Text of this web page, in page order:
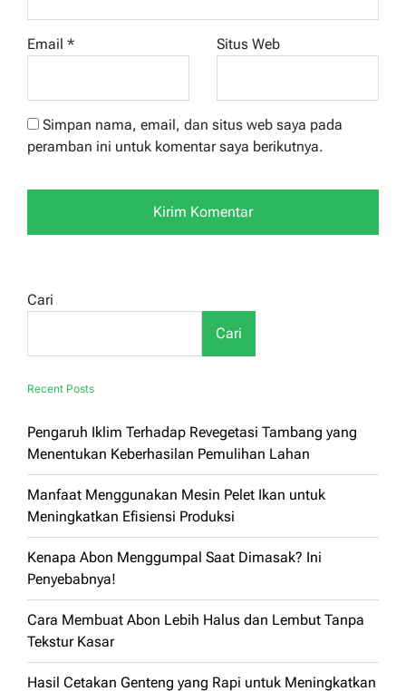
Email * Situs Web
Simpan nama, email, dan situs web saya pada
peramban ini untuk komentar saya berikutnya.
Cari
Cari
Recent Posts
Pengaruh Iklim Terhadap Revegetasi Tambang yang
Menentukan Keberhasilan Pemulihan Lahan
Manfaat Menggunakan Mesin Pelet Ikan untuk
Meningkatkan Efisiensi Produksi
Kenapa Abon Menggumpal Saat Dimasak? Ini
Penyebabnya!
Cara Membuat Abon Lebih Halus dan Lembut Tanpa
Tekstur Kasar
Hasil Cetakan Genteng yang Rapi untuk Meningkatkan